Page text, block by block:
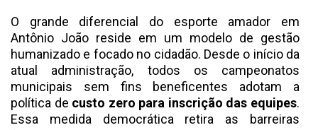
O grande diferencial do esporte amador em
Antônio João reside em um modelo de gestão
humanizado e focado no cidadão. Desde o início da
atual administração, todos os campeonatos
municipais sem fins beneficentes adotam a
política de custo zero para inscrição das equipes.
Essa medida democrática retira as barreiras